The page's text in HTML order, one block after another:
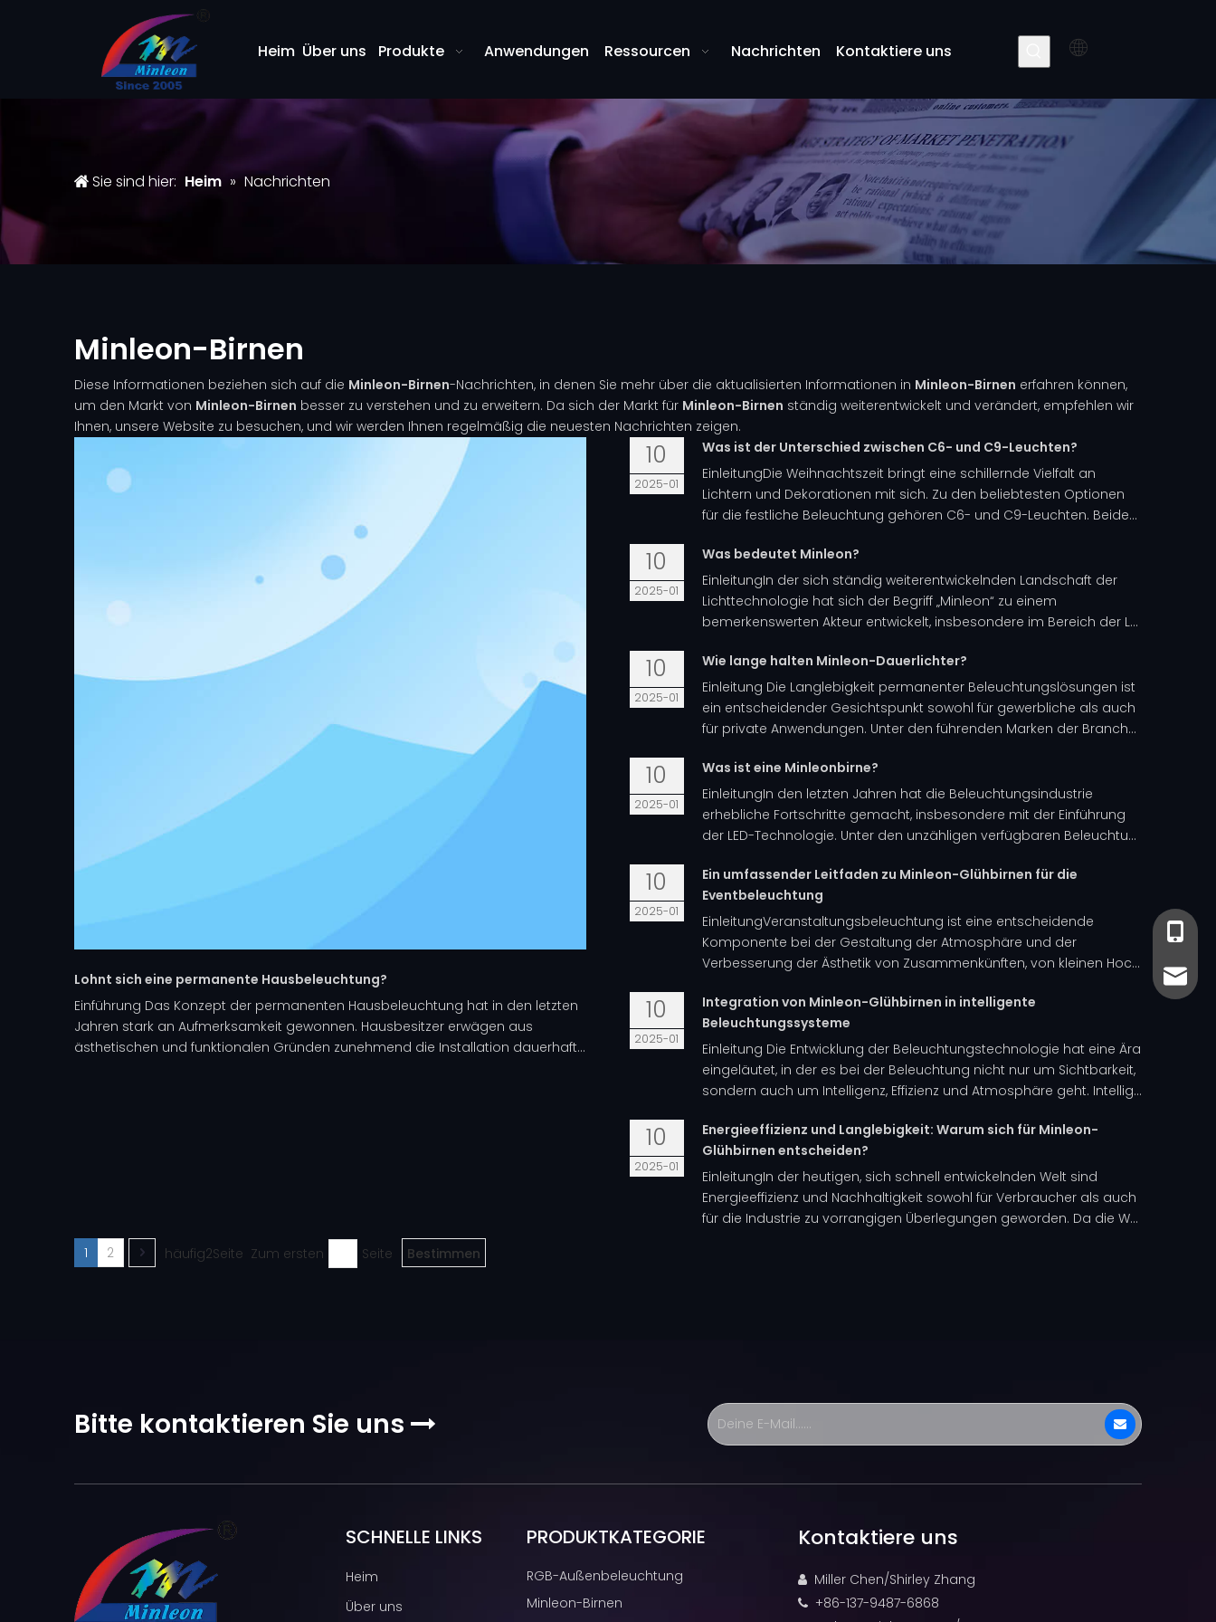
Heim Über uns Produkte Anwendungen Ressourcen Nachrichten Kontaktiere uns
Sie sind hier: Heim » Nachrichten
Minleon-Birnen
Diese Informationen beziehen sich auf die Minleon-Birnen-Nachrichten, in denen Sie mehr über die aktualisierten Informationen in Minleon-Birnen erfahren können,
um den Markt von Minleon-Birnen besser zu verstehen und zu erweitern. Da sich der Markt für Minleon-Birnen ständig weiterentwickelt und verändert, empfehlen wir
Ihnen, unsere Website zu besuchen, und wir werden Ihnen regelmäßig die neuesten Nachrichten zeigen.
Lohnt sich eine permanente Hausbeleuchtung?
Einführung Das Konzept der permanenten Hausbeleuchtung hat in den letzten
Jahren stark an Aufmerksamkeit gewonnen. Hausbesitzer erwägen aus
ästhetischen und funktionalen Gründen zunehmend die Installation dauerhaft...
10
2025-01
Was ist der Unterschied zwischen C6- und C9-Leuchten?
EinleitungDie Weihnachtszeit bringt eine schillernde Vielfalt an
Lichtern und Dekorationen mit sich. Zu den beliebtesten Optionen
für die festliche Beleuchtung gehören C6- und C9-Leuchten. Beide...
10
2025-01
Was bedeutet Minleon?
EinleitungIn der sich ständig weiterentwickelnden Landschaft der
Lichttechnologie hat sich der Begriff „Minleon“ zu einem
bemerkenswerten Akteur entwickelt, insbesondere im Bereich der L...
10
2025-01
Wie lange halten Minleon-Dauerlichter?
Einleitung Die Langlebigkeit permanenter Beleuchtungslösungen ist
ein entscheidender Gesichtspunkt sowohl für gewerbliche als auch
für private Anwendungen. Unter den führenden Marken der Branch...
10
2025-01
Was ist eine Minleonbirne?
EinleitungIn den letzten Jahren hat die Beleuchtungsindustrie
erhebliche Fortschritte gemacht, insbesondere mit der Einführung
der LED-Technologie. Unter den unzähligen verfügbaren Beleuchtu...
10
2025-01
Ein umfassender Leitfaden zu Minleon-Glühbirnen für die
Eventbeleuchtung
EinleitungVeranstaltungsbeleuchtung ist eine entscheidende
Komponente bei der Gestaltung der Atmosphäre und der
Verbesserung der Ästhetik von Zusammenkünften, von kleinen Hoc...
10
2025-01
Integration von Minleon-Glühbirnen in intelligente
Beleuchtungssysteme
Einleitung Die Entwicklung der Beleuchtungstechnologie hat eine Ära
eingeläutet, in der es bei der Beleuchtung nicht nur um Sichtbarkeit,
sondern auch um Intelligenz, Effizienz und Atmosphäre geht. Intellig...
10
2025-01
Energieeffizienz und Langlebigkeit: Warum sich für Minleon-
Glühbirnen entscheiden?
EinleitungIn der heutigen, sich schnell entwickelnden Welt sind
Energieeffizienz und Nachhaltigkeit sowohl für Verbraucher als auch
für die Industrie zu vorrangigen Überlegungen geworden. Da die W...
1
2 häufig2Seite Zum ersten Seite Bestimmen
+86-
Bitte kontaktieren Sie uns 
SCHNELLE LINKS
Heim
Über uns
PRODUKTKATEGORIE
RGB-Außenbeleuchtung
Minleon-Birnen
Kontaktiere uns
 Miller Chen/Shirley Zhang
 +86-137-9487-6868
+86-